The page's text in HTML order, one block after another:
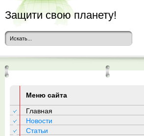
Защити свою планету!
Меню сайта
Главная
Новости
Статьи